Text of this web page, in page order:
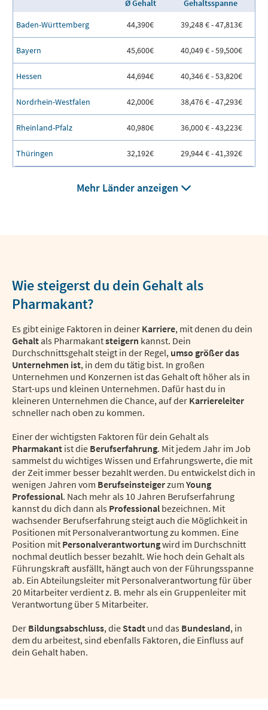
Ø Gehalt
Gehaltsspanne
Baden-Württemberg
44,390€ 39,248 € - 47,813€
Bayern 45,600€ 40,049 € - 59,500€
Hessen 44,694€ 40,346 € - 53,820€
Nordrhein-Westfalen 42,000€ 38,476 € - 47,293€
Rheinland-Pfalz 40,980€ 36,000 € - 43,223€
Thüringen 32,192€ 29,944 € - 41,392€
Mehr Länder anzeigen
Wie steigerst du dein Gehalt als
Pharmakant?
Es gibt einige Faktoren in deiner Karriere, mit denen du dein
Gehaltals Pharmakantsteigern kannst. Dein
Durchschnittsgehalt steigt in der Regel, umso größer das
Unternehmen ist, in dem du tätig bist. In großen
Unternehmen und Konzernen ist das Gehalt oft höher als in
Start-ups und kleinen Unternehmen. Dafür hast du in
kleineren Unternehmen die Chance, auf der Karriereleiter
schneller nach oben zu kommen.
Einer der wichtigsten Faktoren für dein Gehalt als
Pharmakant ist die Berufserfahrung. Mit jedem Jahr im Job
sammelst du wichtiges Wissen und Erfahrungswerte, die mit
der Zeit immer besser bezahlt werden. Du entwickelst dich in
wenigen Jahren vom Berufseinsteigerzum Young
Professional. Nach mehr als 10 Jahren Berufserfahrung
kannst du dich dann als Professional bezeichnen. Mit
wachsender Berufserfahrung steigt auch die Möglichkeit in
Positionen mit Personalverantwortung zu kommen. Eine
Position mit Personalverantwortungwird im Durchschnitt
nochmal deutlich besser bezahlt. Wie hoch dein Gehalt als
Führungskraft ausfällt, hängt auch von der Führungsspanne
ab. Ein Abteilungsleiter mit Personalverantwortung für über
20 Mitarbeiter verdient z. B. mehr als ein Gruppenleiter mit
Verantwortung über 5 Mitarbeiter.
Der Bildungsabschluss, die Stadt und das Bundesland, in
dem du arbeitest, sind ebenfalls Faktoren, die Einfluss auf
dein Gehalt haben.